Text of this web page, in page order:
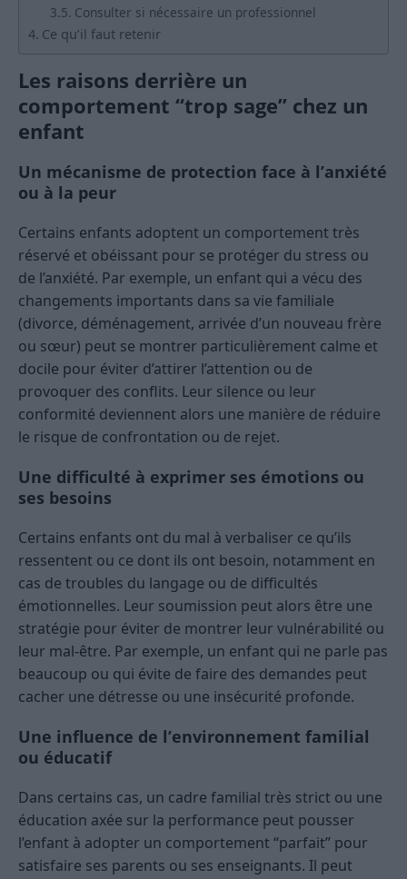
Consulter si nécessaire un professionnel
Ce qu’il faut retenir
Les raisons derrière un
comportement “trop sage” chez un
enfant
Un mécanisme de protection face à l’anxiété
ou à la peur
Certains enfants adoptent un comportement très
réservé et obéissant pour se protéger du stress ou
de l’anxiété. Par exemple, un enfant qui a vécu des
changements importants dans sa vie familiale
(divorce, déménagement, arrivée d’un nouveau frère
ou sœur) peut se montrer particulièrement calme et
docile pour éviter d’attirer l’attention ou de
provoquer des conflits. Leur silence ou leur
conformité deviennent alors une manière de réduire
le risque de confrontation ou de rejet.
Une difficulté à exprimer ses émotions ou
ses besoins
Certains enfants ont du mal à verbaliser ce qu’ils
ressentent ou ce dont ils ont besoin, notamment en
cas de troubles du langage ou de difficultés
émotionnelles. Leur soumission peut alors être une
stratégie pour éviter de montrer leur vulnérabilité ou
leur mal-être. Par exemple, un enfant qui ne parle pas
beaucoup ou qui évite de faire des demandes peut
cacher une détresse ou une insécurité profonde.
Une influence de l’environnement familial
ou éducatif
Dans certains cas, un cadre familial très strict ou une
éducation axée sur la performance peut pousser
l’enfant à adopter un comportement “parfait” pour
satisfaire ses parents ou ses enseignants. Il peut